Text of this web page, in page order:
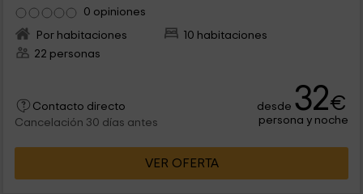
0 opiniones
Por habitaciones
10 habitaciones
22 personas
Contacto directo
Cancelación 30 días antes
desde 32€
persona y noche
VER OFERTA